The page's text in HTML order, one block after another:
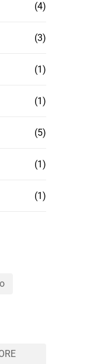
(4)
(3)
(1)
(1)
(5)
(1)
(1)